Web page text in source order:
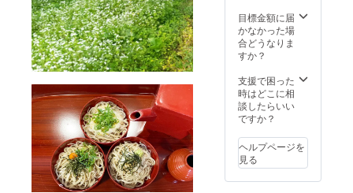
根
1本
約900グ
うれん
そ
う 1
束 約
ム 上記
野菜を
詰め合
わせて
目標金額に届
かなかった場
合どうなりま
すか？
支援で困った
時はどこに相
談したらいい
ですか？
ヘルプページを
見る